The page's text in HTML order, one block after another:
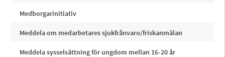
Medborgarinitiativ
Meddela om medarbetares sjukfrånvaro/friskanmälan
Meddela sysselsättning för ungdom mellan 16-20 år